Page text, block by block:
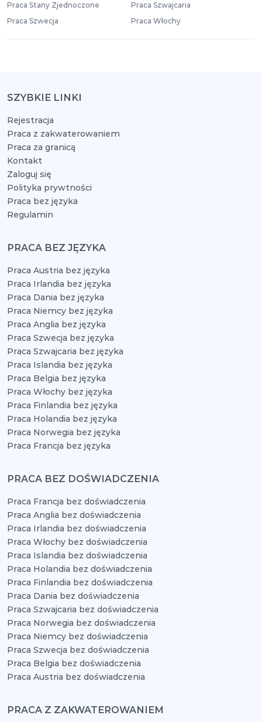
Praca Stany Zjednoczone
Praca Szwajcaria
Praca Szwecja
Praca Włochy
SZYBKIE LINKI
Rejestracja
Praca z zakwaterowaniem
Praca za granicą
Kontakt
Zaloguj się
Polityka prywtności
Praca bez języka
Regulamin
PRACA BEZ JĘZYKA
Praca Austria bez języka
Praca Irlandia bez języka
Praca Dania bez języka
Praca Niemcy bez języka
Praca Anglia bez języka
Praca Szwecja bez języka
Praca Szwajcaria bez języka
Praca Islandia bez języka
Praca Belgia bez języka
Praca Włochy bez języka
Praca Finlandia bez języka
Praca Holandia bez języka
Praca Norwegia bez języka
Praca Francja bez języka
PRACA BEZ DOŚWIADCZENIA
Praca Francja bez doświadczenia
Praca Anglia bez doświadczenia
Praca Irlandia bez doświadczenia
Praca Włochy bez doświadczenia
Praca Islandia bez doświadczenia
Praca Holandia bez doświadczenia
Praca Finlandia bez doświadczenia
Praca Dania bez doświadczenia
Praca Szwajcaria bez doświadczenia
Praca Norwegia bez doświadczenia
Praca Niemcy bez doświadczenia
Praca Szwecja bez doświadczenia
Praca Belgia bez doświadczenia
Praca Austria bez doświadczenia
PRACA Z ZAKWATEROWANIEM